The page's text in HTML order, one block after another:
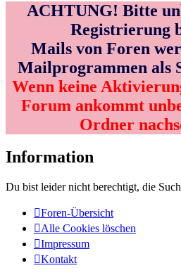
ACHTUNG! Bitte
Registrierung
Mails von Foren
Mailprogrammen als
Wenn keine
Forum ankommt
Ordner
Information
Du bist leider nicht berechtigt, die
Foren-Übersicht
Alle Cookies löschen
Impressum
Kontakt